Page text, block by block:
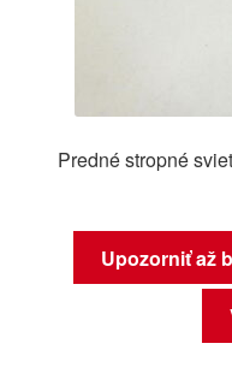
Predné stropné
Upozorniť až